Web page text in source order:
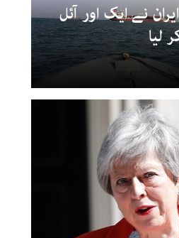
نے ایک اور آئل
لیا